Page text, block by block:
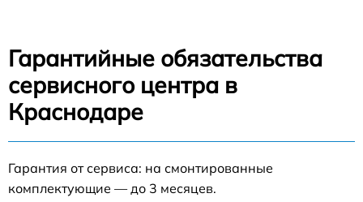
Гарантийные обязательства
сервисного центра в
Краснодаре
Гарантия от сервиса: на смонтированные
комплектующие — до 3 месяцев.